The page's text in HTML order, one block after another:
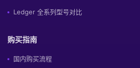
Ledger 全系列型号对比
购买指南
国内购买流程